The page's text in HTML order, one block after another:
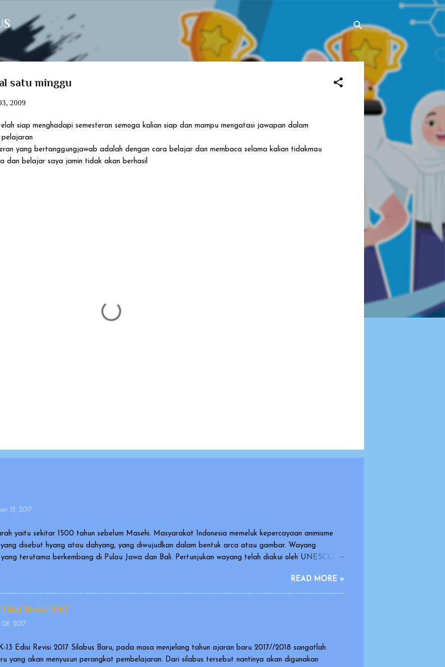
Langsung ke konten utama
satu minggu
2009
siap menghadapi semesteran semoga kalian siap dan mampu mengatasi jawapan dalam
pelajaran
yang bertanggungjawab adalah dengan cara belajar dan membaca selama kalian tidakmau
dan belajar saya jamin tidak akan berhasil
13, 2017
yaitu sekitar 1500 tahun sebelum Masehi. Masyarakat Indonesia memeluk kepercayaan animisme
disebut hyang atau dahyang, yang diwujudkan dalam bentuk arca atau gambar. Wayang
terutama berkembang di Pulau Jawa dan Bali. Pertunjukan wayang telah diakui oleh UNESCO
and Intangible Heritage of Humanity). Ada versi wayang yang dimainkan oleh orang dengan
wayang orang, dan ada pula wayang yang berupa sekumpulan boneka yang dimainkan oleh dalang.
berupa wayang kulit atau wayang golek. Cerita yang dikisahkan dalam pagelaran wayang
READ MORE »
Revisi 2017
2017
13 Edisi Revisi 2017 Silabus Baru, pada masa menjelang tahun ajaran baru 2017//2018 sangatlah
yang akan menyusun perangkat pembelajaran. Dari silabus tersebut nantinya akan digunakan